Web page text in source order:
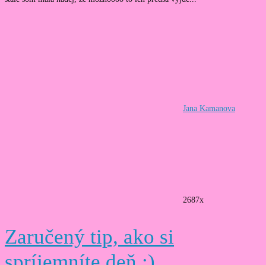
Jana Kamanova
2687x
Zaručený tip, ako si